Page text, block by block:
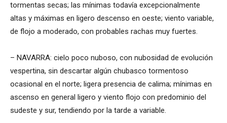
tormentas secas; las mínimas todavía excepcionalmente
altas y máximas en ligero descenso en oeste; viento variable,
de flojo a moderado, con probables rachas muy fuertes.
– NAVARRA: cielo poco nuboso, con nubosidad de evolución
vespertina, sin descartar algún chubasco tormentoso
ocasional en el norte; ligera presencia de calima; mínimas en
ascenso en general ligero y viento flojo con predominio del
sudeste y sur, tendiendo por la tarde a variable.